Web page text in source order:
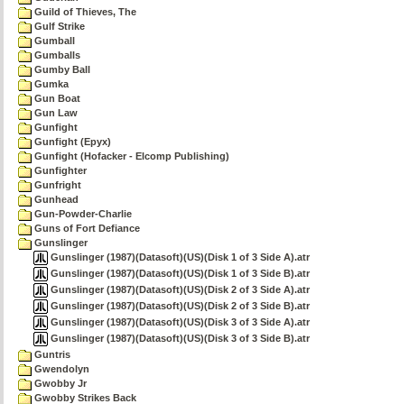
Guild of Thieves, The
Gulf Strike
Gumball
Gumballs
Gumby Ball
Gumka
Gun Boat
Gun Law
Gunfight
Gunfight (Epyx)
Gunfight (Hofacker - Elcomp Publishing)
Gunfighter
Gunfright
Gunhead
Gun-Powder-Charlie
Guns of Fort Defiance
Gunslinger
Gunslinger (1987)(Datasoft)(US)(Disk 1 of 3 Side A).atr
Gunslinger (1987)(Datasoft)(US)(Disk 1 of 3 Side B).atr
Gunslinger (1987)(Datasoft)(US)(Disk 2 of 3 Side A).atr
Gunslinger (1987)(Datasoft)(US)(Disk 2 of 3 Side B).atr
Gunslinger (1987)(Datasoft)(US)(Disk 3 of 3 Side A).atr
Gunslinger (1987)(Datasoft)(US)(Disk 3 of 3 Side B).atr
Guntris
Gwendolyn
Gwobby Jr
Gwobby Strikes Back